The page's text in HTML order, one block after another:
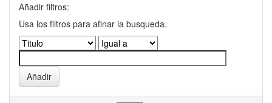
Añadir filtros:
Usa los filtros para afinar la busqueda.